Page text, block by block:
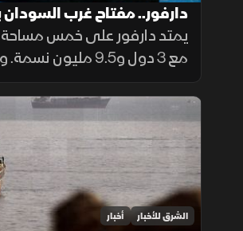
دارفور.. مفتاح غرب السودان
والمأساة
يمتد دارفور على خمس مساحة
مع 3 دول و9.5 مليون
الحيوانية والمعدنية وجبل
الدولية عام 2005.
الشرق للأخبار أخبار